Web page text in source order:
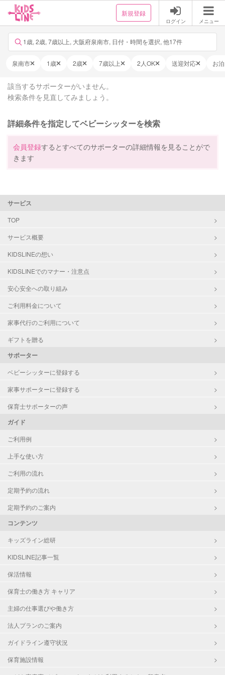
新規登録
ログイン メニュー
1歳, 2歳, 7歳以上, 大阪府泉南市, 日付・時間を選択, 他17件
泉南市 1歳 2歳 7歳以上 2人OK 送迎対応 お
該当するサポーターがいません。
検索条件を見直してみましょう。
詳細条件を指定してベビーシッターを検索
会員登録するとすべてのサポーターの詳細情報を見ることがで
きます
サービス
TOP
サービス概要
KIDSLINEの想い
KIDSLINEでのマナー・注意点
安心安全への取り組み
ご利用料金について
家事代行のご利用について
ギフトを贈る
サポーター
ベビーシッターに登録する
家事サポーターに登録する
保育士サポーターの声
ガイド
ご利用例
上手な使い方
ご利用の流れ
定期予約の流れ
定期予約のご案内
コンテンツ
キッズライン総研
KIDSLINE記事一覧
保活情報
保育士の働き方 キャリア
主婦の仕事選びや働き方
法人プランのご案内
ガイドライン遵守状況
保育施設情報